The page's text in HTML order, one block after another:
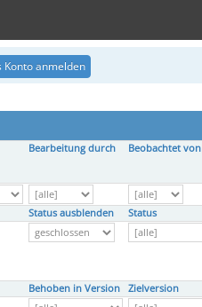
Konto anmelden
Bearbeitung durch Beobachtet von
Status ausblenden Status
Behoben in Version Zielversion